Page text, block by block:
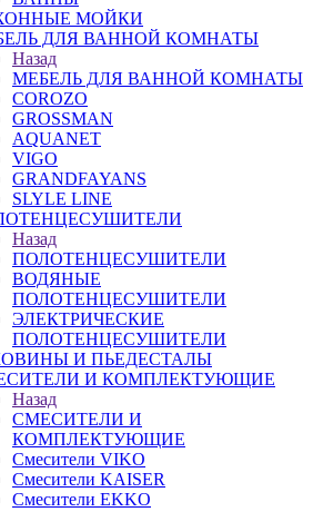
МОЙКИ
ДЛЯ ВАННОЙ КОМНАТЫ
Назад
МЕБЕЛЬ ДЛЯ ВАННОЙ КОМНАТЫ
COROZO
GROSSMAN
AQUANET
VIGO
GRANDFAYANS
SLYLE LINE
Назад
ПОЛОТЕНЦЕСУШИТЕЛИ
ВОДЯНЫЕ
ПОЛОТЕНЦЕСУШИТЕЛИ
ЭЛЕКТРИЧЕСКИЕ
ПОЛОТЕНЦЕСУШИТЕЛИ
И ПЬЕДЕСТАЛЫ
И КОМПЛЕКТУЮЩИЕ
Назад
СМЕСИТЕЛИ И
КОМПЛЕКТУЮЩИЕ
Смесители VIKO
Смесители KAISER
Смесители EKKO